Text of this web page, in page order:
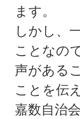
ます。
しかし、
ことなの
声がある
ことを伝
嘉数自治